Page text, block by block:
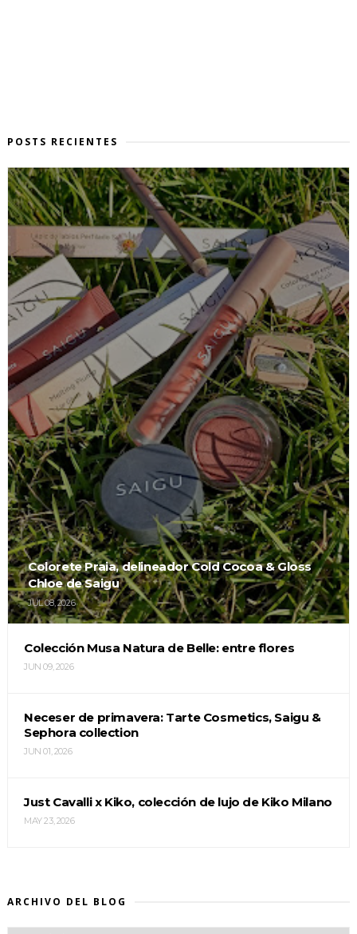
POSTS RECIENTES
Colorete Praia, delineador Cold Cocoa & Gloss
Chloe de Saigu
JUL 08, 2026
Colección Musa Natura de Belle: entre flores
JUN 09, 2026
Neceser de primavera: Tarte Cosmetics, Saigu &
Sephora collection
JUN 01, 2026
Just Cavalli x Kiko, colección de lujo de Kiko Milano
MAY 23, 2026
ARCHIVO DEL BLOG